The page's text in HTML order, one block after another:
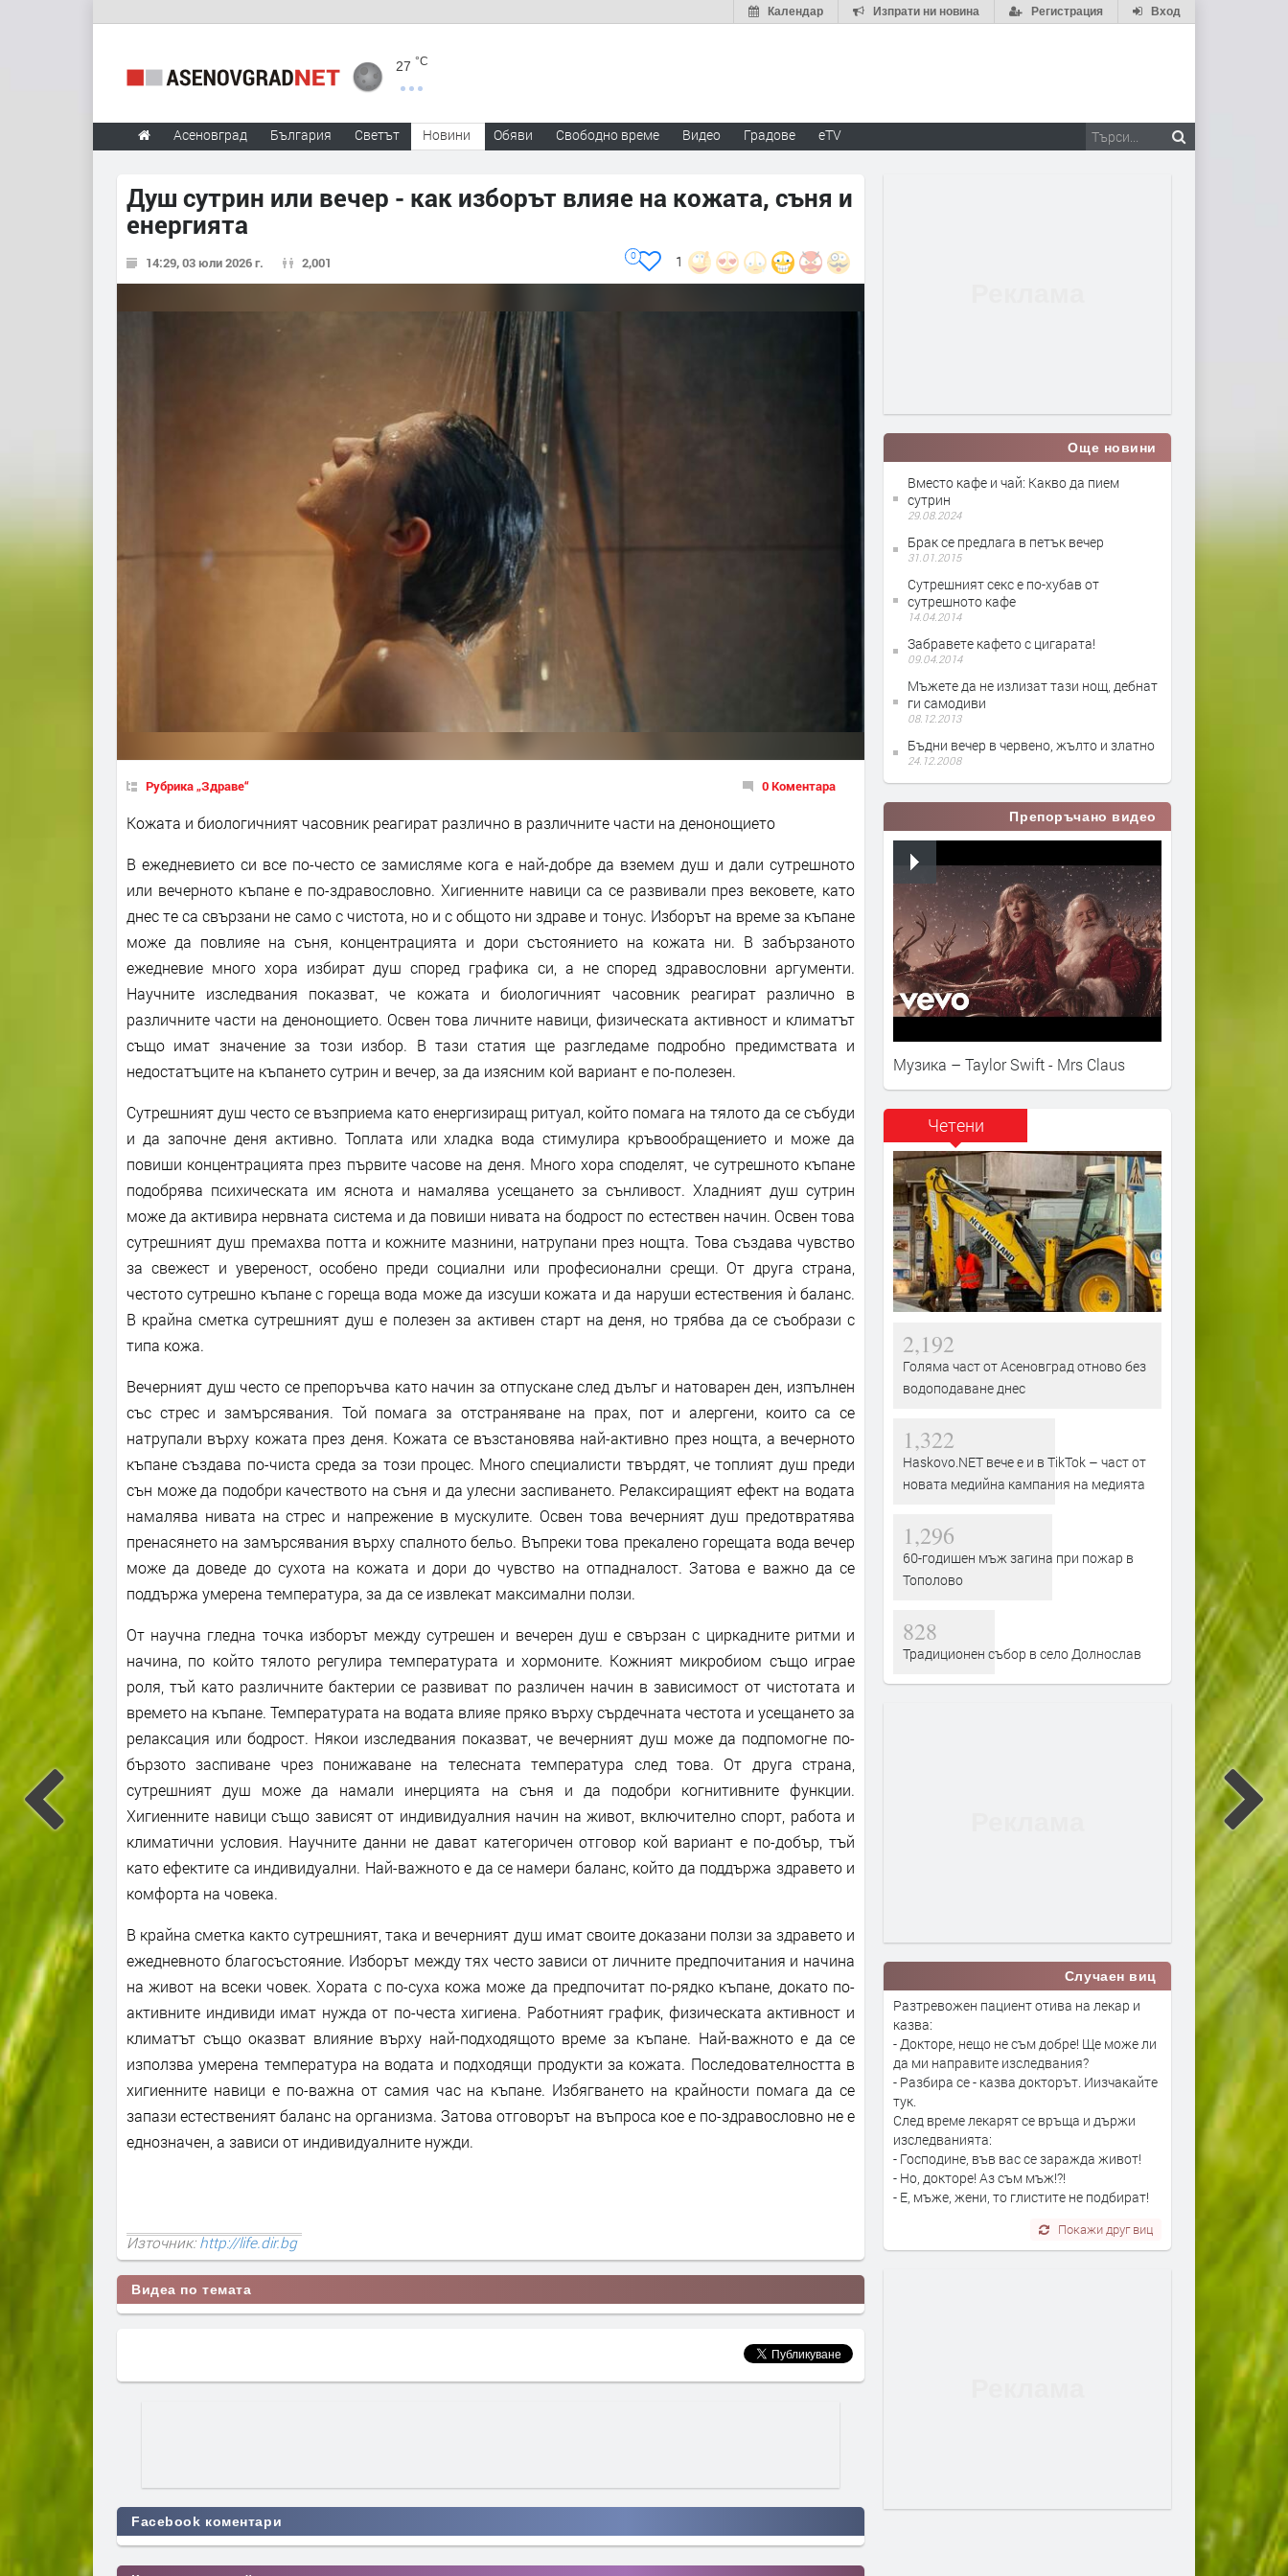
Вход
Регистрация
Изпрати ни новина
Календар
27 °C
Асеновград България Светът Новини Обяви Свободно време Видео Градове eTV
Душ сутрин или вечер - как изборът влияе на кожата, съня и
енергията
14:29, 03 юли 2026 г. 2,001 1
0
Рубрика „Здраве“ 0 Коментара
Кожата и биологичният часовник реагират различно в различните части на денонощието
В ежедневието си все по-често се замисляме кога е най-добре да вземем душ и дали сутрешното
или вечерното къпане е по-здравословно. Хигиенните навици са се развивали през вековете, като
днес те са свързани не само с чистота, но и с общото ни здраве и тонус. Изборът на време за къпане
може да повлияе на съня, концентрацията и дори състоянието на кожата ни. В забързаното
ежедневие много хора избират душ според графика си, а не според здравословни аргументи.
Научните изследвания показват, че кожата и биологичният часовник реагират различно в
различните части на денонощието. Освен това личните навици, физическата активност и климатът
също имат значение за този избор. В тази статия ще разгледаме подробно предимствата и
недостатъците на къпането сутрин и вечер, за да изясним кой вариант е по-полезен.
Сутрешният душ често се възприема като енергизиращ ритуал, който помага на тялото да се събуди
и да започне деня активно. Топлата или хладка вода стимулира кръвообращението и може да
повиши концентрацията през първите часове на деня. Много хора споделят, че сутрешното къпане
подобрява психическата им яснота и намалява усещането за сънливост. Хладният душ сутрин
може да активира нервната система и да повиши нивата на бодрост по естествен начин. Освен това
сутрешният душ премахва потта и кожните мазнини, натрупани през нощта. Това създава чувство
за свежест и увереност, особено преди социални или професионални срещи. От друга страна,
честото сутрешно къпане с гореща вода може да изсуши кожата и да наруши естествения ѝ баланс.
В крайна сметка сутрешният душ е полезен за активен старт на деня, но трябва да се съобрази с
типа кожа.
Вечерният душ често се препоръчва като начин за отпускане след дълъг и натоварен ден, изпълнен
със стрес и замърсявания. Той помага за отстраняване на прах, пот и алергени, които са се
натрупали върху кожата през деня. Кожата се възстановява най-активно през нощта, а вечерното
къпане създава по-чиста среда за този процес. Много специалисти твърдят, че топлият душ преди
сън може да подобри качеството на съня и да улесни заспиването. Релаксиращият ефект на водата
намалява нивата на стрес и напрежение в мускулите. Освен това вечерният душ предотвратява
пренасянето на замърсявания върху спалното бельо. Въпреки това прекалено горещата вода вечер
може да доведе до сухота на кожата и дори до чувство на отпадналост. Затова е важно да се
поддържа умерена температура, за да се извлекат максимални ползи.
От научна гледна точка изборът между сутрешен и вечерен душ е свързан с циркадните ритми и
начина, по който тялото регулира температурата и хормоните. Кожният микробиом също играе
роля, тъй като различните бактерии се развиват по различен начин в зависимост от чистотата и
времето на къпане. Температурата на водата влияе пряко върху сърдечната честота и усещането за
релаксация или бодрост. Някои изследвания показват, че вечерният душ може да подпомогне по-
бързото заспиване чрез понижаване на телесната температура след това. От друга страна,
сутрешният душ може да намали инерцията на съня и да подобри когнитивните функции.
Хигиенните навици също зависят от индивидуалния начин на живот, включително спорт, работа и
климатични условия. Научните данни не дават категоричен отговор кой вариант е по-добър, тъй
като ефектите са индивидуални. Най-важното е да се намери баланс, който да поддържа здравето и
комфорта на човека.
В крайна сметка както сутрешният, така и вечерният душ имат своите доказани ползи за здравето и
ежедневното благосъстояние. Изборът между тях често зависи от личните предпочитания и начина
на живот на всеки човек. Хората с по-суха кожа може да предпочитат по-рядко къпане, докато по-
активните индивиди имат нужда от по-честа хигиена. Работният график, физическата активност и
климатът също оказват влияние върху най-подходящото време за къпане. Най-важното е да се
използва умерена температура на водата и подходящи продукти за кожата. Последователността в
хигиенните навици е по-важна от самия час на къпане. Избягването на крайности помага да се
запази естественият баланс на организма. Затова отговорът на въпроса кое е по-здравословно не е
еднозначен, а зависи от индивидуалните нужди.
Източник:http://life.dir.bg
Видеа по темата
Facebook коментари
Още новини
Вместо кафе и чай: Какво да пием
сутрин
29.08.2024
Брак се предлага в петък вечер
31.01.2015
Сутрешният секс е по-хубав от
сутрешното кафе
14.04.2014
Забравете кафето с цигарата!
09.04.2014
Мъжете да не излизат тази нощ, дебнат
ги самодиви
08.12.2013
Бъдни вечер в червено, жълто и златно
24.12.2008
Препоръчано видео
Музика – Taylor Swift - Mrs Claus
Четени
2,192
Голяма част от Асеновград отново без
водоподаване днес
1,322
Haskovo.NET вече е и в TikTok – част от
новата медийна кампания на медията
1,296
60-годишен мъж загина при пожар в
Тополово
828
Традиционен събор в село Долнослав
Случаен виц
Разтревожен пациент отива на лекар и
казва:
- Докторе, нещо не съм добре! Ще може ли
да ми направите изследвания?
- Разбира се - казва докторът. Иизчакайте
тук.
След време лекарят се връща и държи
изследванията:
- Господине, във вас се заражда живот!
- Но, докторе! Аз съм мъж!?!
- Е, мъже, жени, то глистите не подбират!
Покажи друг виц